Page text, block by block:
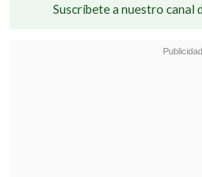
Suscríbete a nuestro canal